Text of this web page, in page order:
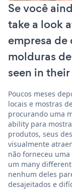
Se você
take a look
empresa
molduras
seen in
Poucos meses
locais e mostras
procurando uma
ability para
produtos, seus
visualmente
não forneceu
um many
nenhum deles
desajeitados e